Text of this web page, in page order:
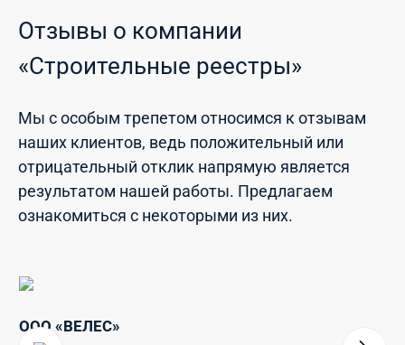
Отзывы о компании
«Строительные реестры»
Мы с особым трепетом относимся к отзывам
наших клиентов, ведь положительный или
отрицательный отклик напрямую является
результатом нашей работы. Предлагаем
ознакомиться с некоторыми из них.
ООО «ВЕЛЕС»